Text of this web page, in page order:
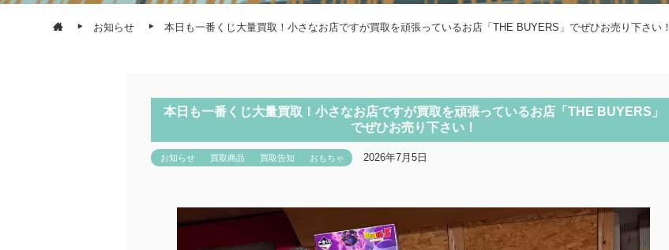
お知らせ 本日も一番くじ大量買取！小さなお店ですが買取を頑張っているお店「THE BUYERS」でぜひお売り下さい！
本日も一番くじ大量買取！小さなお店ですが買取を頑張っているお店「THE BUYERS」
でぜひお売り下さい！
お知らせ 買取商品 買取告知 おもちゃ 2026年7月5日